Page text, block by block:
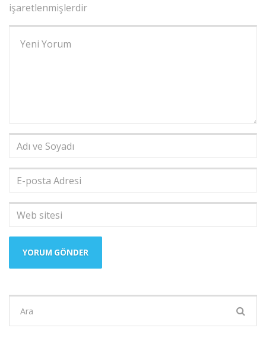
işaretlenmişlerdir
Adı
Soyadı*
posta
Adresi*
Web
ara: